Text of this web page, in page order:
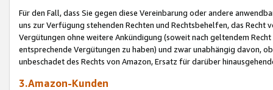
Für den Fall, dass Sie gegen diese Vereinbarung oder andere
uns zur Verfügung stehenden Rechten und Rechtsbehelfen, das
Vergütungen ohne weitere Ankündigung (soweit nach geltendem
entsprechende Vergütungen zu haben) und zwar unabhängig davon,
unbeschadet des Rechts von Amazon, Ersatz für darüber
3.Amazon-Kunden